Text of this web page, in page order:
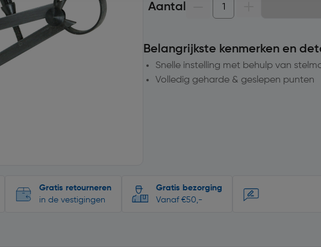
Aantal
Belangrijkste kenmerken en
Snelle instelling met behulp van
Volledig geharde & geslepen punten
Gratis retourneren
in de vestigingen
Gratis bezorging
Vanaf €50,-